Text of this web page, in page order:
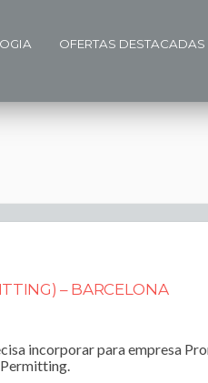
OFERTAS DESTACADAS
– BARCELONA
incorporar para empresa